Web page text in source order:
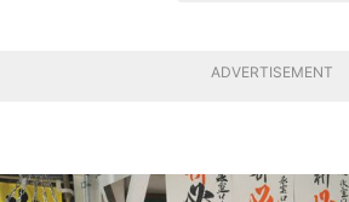
ADVERTISEMENT